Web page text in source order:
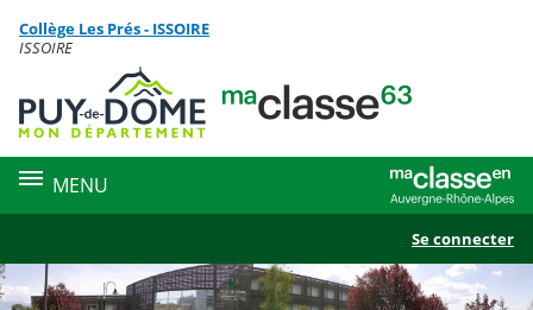
Contenu
Collège Les Prés - ISSOIRE
ISSOIRE
MENU
Se connecter